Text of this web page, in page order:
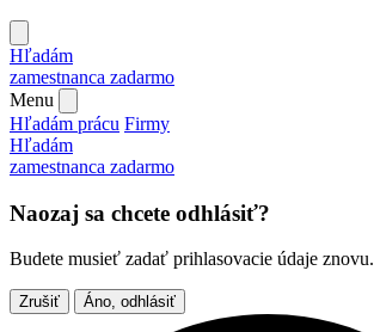
Hľadám
zamestnanca zadarmo
Menu
Hľadám prácu Firmy
Hľadám
zamestnanca zadarmo
Naozaj sa chcete odhlásiť?
Budete musieť zadať prihlasovacie údaje znovu.
Zrušiť Áno, odhlásiť